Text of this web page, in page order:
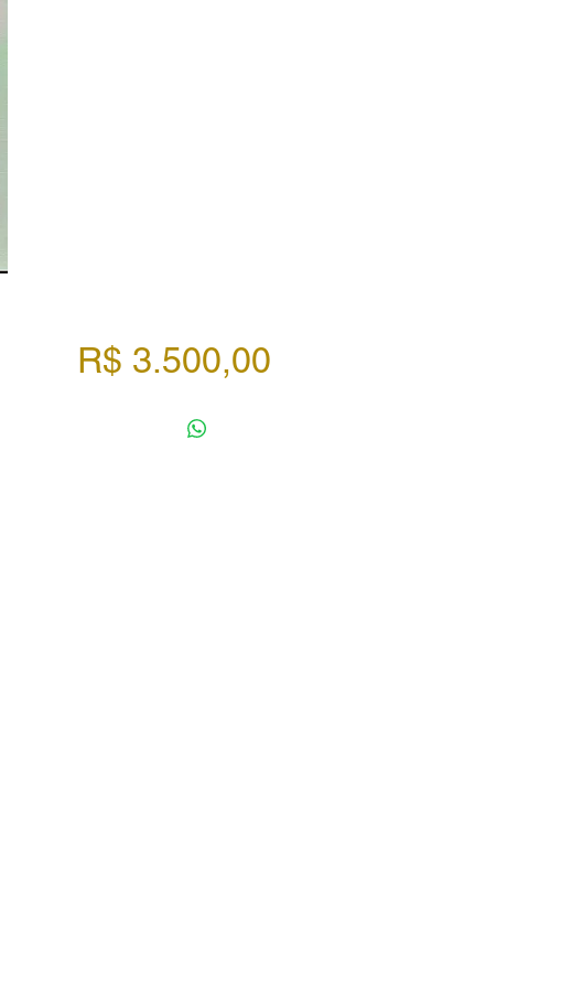
R$ 3.500,00Preço